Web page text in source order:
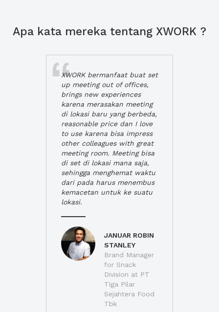
Apa kata mereka tentang XWORK ?
XWORK bermanfaat buat set
up meeting out of offices,
brings new experiences
karena merasakan meeting
di lokasi baru yang berbeda,
reasonable price dan I love
to use karena bisa impress
other colleagues with great
meeting room. Meeting bisa
di set di lokasi mana saja,
sehingga menghemat waktu
dari pada harus menembus
kemacetan untuk ke suatu
lokasi.
JANUAR ROBIN
STANLEY
Brand Manager
for Snack
Division at PT
Tiga Pilar
Sejahtera Food
Tbk